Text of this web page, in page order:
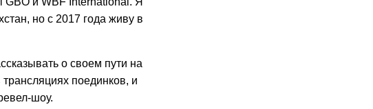
но с 2017 года живу в
о своем пути на
поединков, и
шоу.